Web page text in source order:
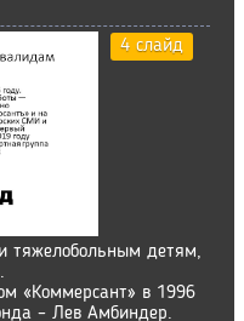
4 слайд
тяжелобольным детям,
«Коммерсант» в 1996
– Лев Амбиндер.